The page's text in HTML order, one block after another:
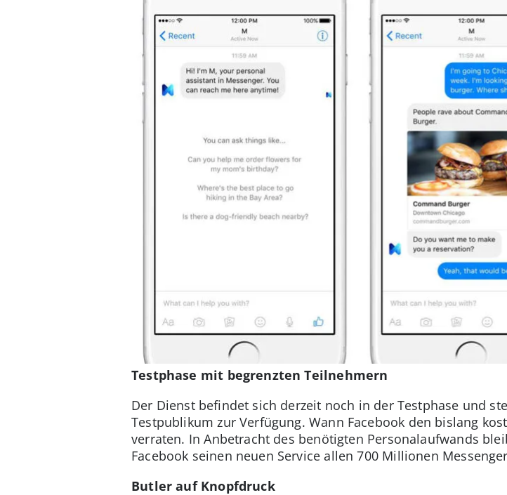
Testphase mit begrenzten Teilnehmern
Der Dienst befindet sich derzeit noch in der Testphase und
Testpublikum zur Verfügung. Wann Facebook den bislang
verraten. In Anbetracht des benötigten Personalaufwands
Facebook seinen neuen Service allen 700 Millionen
Butler auf Knopfdruck